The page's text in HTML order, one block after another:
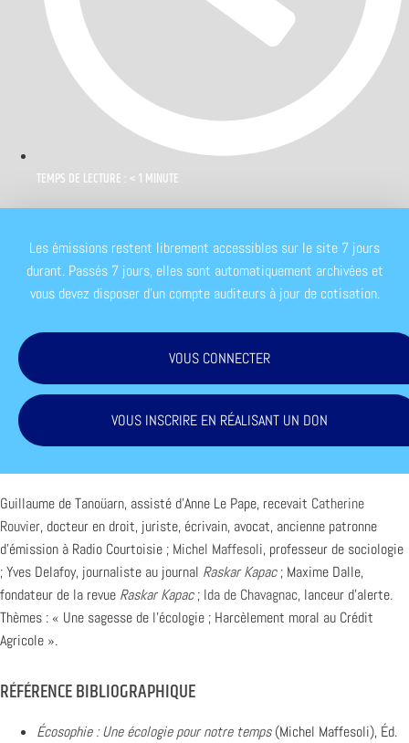
TEMPS DE LECTURE : < 1 MINUTE
Les émissions restent librement accessibles sur le site 7 jours
durant. Passés 7 jours, elles sont automatiquement archivées et
vous devez disposer d'un compte auditeurs à jour de cotisation.
VOUS CONNECTER
VOUS INSCRIRE EN RÉALISANT UN DON
Guillaume de Tanoüarn, assisté d’Anne Le Pape, recevait Catherine
Rouvier, docteur en droit, juriste, écrivain, avocat, ancienne patronne
d’émission à Radio Courtoisie ; Michel Maffesoli, professeur de sociologie
; Yves Delafoy, journaliste au journal Raskar Kapac; Maxime Dalle,
fondateur de la revue Raskar Kapac; Ida de Chavagnac, lanceur d’alerte.
Thèmes : « Une sagesse de l’écologie ; Harcèlement moral au Crédit
Agricole ».
RÉFÉRENCE BIBLIOGRAPHIQUE
Écosophie : Une écologie pour notre temps(Michel Maffesoli), Éd.